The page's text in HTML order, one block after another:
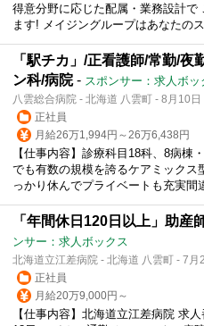
得意分野に応じた配属・業務設計
ます! メイジングループはあなたの
「駅チカ」/正看護師/常勤/夜
ン科/病院- スポンサー：求人ボッ
八雲総合病院 - 北海道 八雲町 - 8月10日
正社員
月給26万1,994円～26万6,438円
【仕事内容】診療科目18科、8病棟
でも有数の規模を誇るケアミックス
っかり休んでプライベートも充実間
「年間休日120日以上」助産
ンサー：求人ボックス
北海道立江差病院 - 北海道 八雲町 - 7月
正社員
月給20万9,000円～
【仕事内容】北海道立江差病院 求